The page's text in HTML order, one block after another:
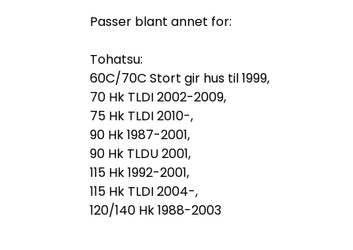
Passer blant annet for:
Tohatsu:
60C/70C Stort gir hus til 1999,
70 Hk TLDI 2002-2009,
75 Hk TLDI 2010-,
90 Hk 1987-2001,
90 Hk TLDU 2001,
115 Hk 1992-2001,
115 Hk TLDI 2004-,
120/140 Hk 1988-2003